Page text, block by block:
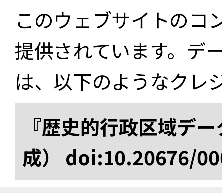
このウェブサイトのコ
提供されています。デ
は、以下のようなクレ
『歴史的行政区域デ
成） doi:10.20676/